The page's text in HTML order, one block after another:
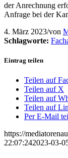
der Anrechnung
Anfrage bei der
4. März 2023/von
Schlagworte:
Eintrag teilen
Teilen auf
Teilen auf X
Teilen auf
Teilen auf
Per E-Mail
https://
22:07:242023-03-